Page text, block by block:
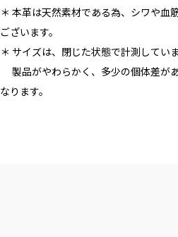
＊ 本革は天然素材である為、シワや血
ございます。
＊ サイズは、閉じた状態で計測していま
製品がやわらかく、多少の個体差が
なります。